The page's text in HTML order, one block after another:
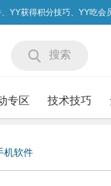
YY获得积分技巧、YY吃
搜索
专区 技术技巧
机软件